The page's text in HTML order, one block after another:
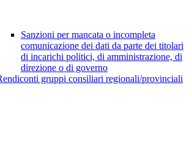
Sanzioni per mancata o incompleta
comunicazione dei dati da parte dei titolari
di incarichi politici, di amministrazione, di
direzione o di governo
gruppi consiliari regionali/provinciali